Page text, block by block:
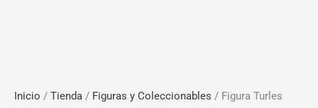
Inicio / Tienda / Figuras y Coleccionables / Figura Turles